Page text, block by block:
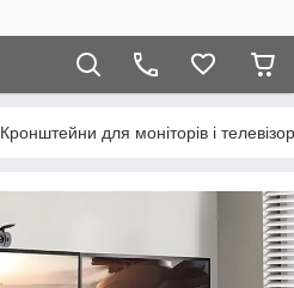
Кронштейни для моніторів і